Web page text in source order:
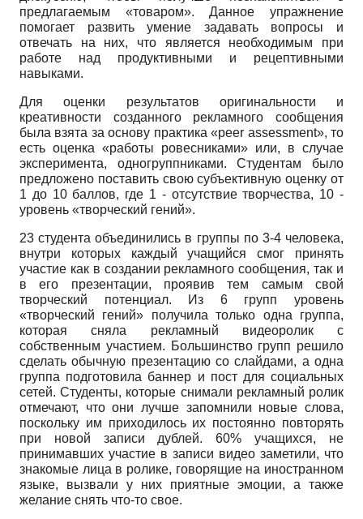
предлагаемым «товаром». Данное упражнение
помогает развить умение задавать вопросы и
отвечать на них, что является необходимым при
работе над продуктивными и рецептивными
навыками.
Для оценки результатов оригинальности и
креативности созданного рекламного сообщения
была взята за основу практика «peer assessment», то
есть оценка «работы ровесниками» или, в случае
эксперимента, одногруппниками. Студентам было
предложено поставить свою субъективную оценку от
1 до 10 баллов, где 1 - отсутствие творчества, 10 -
уровень «творческий гений».
23 студента объединились в группы по 3-4 человека,
внутри которых каждый учащийся смог принять
участие как в создании рекламного сообщения, так и
в его презентации, проявив тем самым свой
творческий потенциал. Из 6 групп уровень
«творческий гений» получила только одна группа,
которая сняла рекламный видеоролик с
собственным участием. Большинство групп решило
сделать обычную презентацию со слайдами, а одна
группа подготовила баннер и пост для социальных
сетей. Студенты, которые снимали рекламный ролик
отмечают, что они лучше запомнили новые слова,
поскольку им приходилось их постоянно повторять
при новой записи дублей. 60% учащихся, не
принимавших участие в записи видео заметили, что
знакомые лица в ролике, говорящие на иностранном
языке, вызвали у них приятные эмоции, а также
желание снять что-то свое.